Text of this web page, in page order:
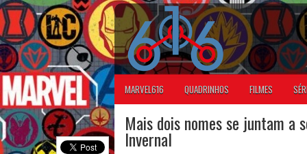
MARVEL616 QUADRINHOS FILMES
Mais dois nomes se juntam a
Invernal